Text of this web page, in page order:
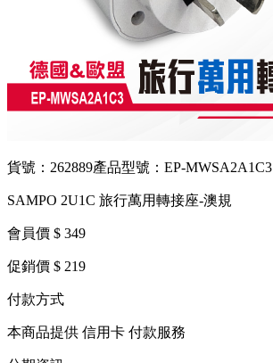
貨號：262889產品型號：EP-MWSA2A1C3
SAMPO 2U1C 旅行萬用轉接座-澳規
會員價 $ 349
促銷價 $ 219
付款方式
本商品提供 信用卡 付款服務